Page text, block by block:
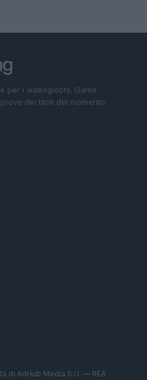
per i videogiochi. Game
dei titoli del momento.
di AdHub Media S.r.l. — REA